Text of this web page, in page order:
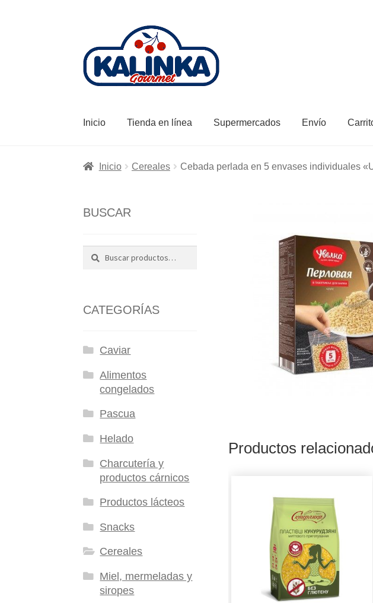
la
navegación
contenido
Inicio Tienda en línea Supermercados Envío
Inicio Cereales Cebada perlada en 5 envases individuales
Productos
BUSCAR
Buscar
por:
Buscar
CATEGORÍAS
Caviar
Alimentos
congelados
Pascua
Helado
Charcutería y
productos cárnicos
Productos lácteos
Snacks
Cereales
Miel, mermeladas y
siropes